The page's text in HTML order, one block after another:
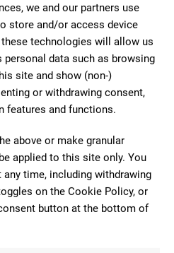
we and our partners use
store and/or access device
technologies will allow us
data such as browsing
site and show (non-)
or withdrawing consent,
features and functions.
above or make granular
applied to this site only. You
time, including withdrawing
on the Cookie Policy, or
button at the bottom of
simples no solo
sino que también
aerodinámica y flotabilidad.
con diferentes diseños para
Distancia de vuelo
5-10 metros
10-15 metros
15-20 metros